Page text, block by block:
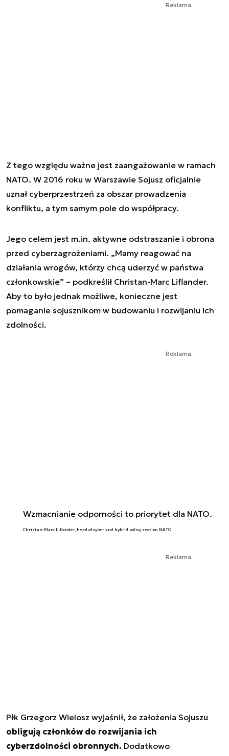
Reklama
Z tego względu ważne jest zaangażowanie w ramach
NATO. W 2016 roku w Warszawie Sojusz oficjalnie
uznał cyberprzestrzeń za obszar prowadzenia
konfliktu, a tym samym pole do współpracy.
Jego celem jest m.in. aktywne odstraszanie i obrona
przed cyberzagrożeniami. „Mamy reagować na
działania wrogów, którzy chcą uderzyć w państwa
członkowskie” – podkreślił Christan-Marc Liflander.
Aby to było jednak możliwe, konieczne jest
pomaganie sojusznikom w budowaniu i rozwijaniu ich
zdolności.
Reklama
Wzmacnianie odporności to priorytet dla NATO.
Christan-Marc Liflander, head of cyber and hybrid policy section NATO
Reklama
Płk Grzegorz Wielosz wyjaśnił, że założenia Sojuszu
obligują członków do rozwijania ich
cyberzdolności obronnych. Dodatkowo